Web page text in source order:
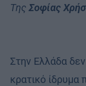
Της Σοφίας
Στην Eλλάδα
κρατικό ίδρυμα